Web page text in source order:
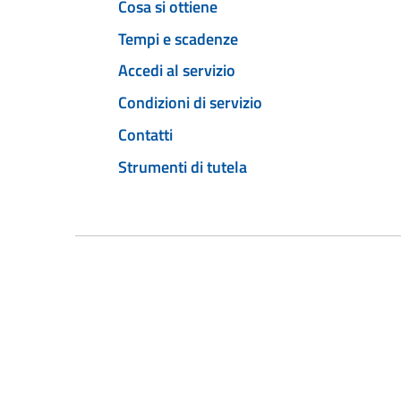
Cosa si ottiene
Tempi e scadenze
Accedi al servizio
Condizioni di servizio
Contatti
Strumenti di tutela